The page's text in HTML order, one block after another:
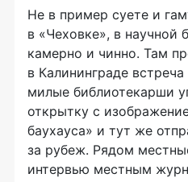
Не в пример суете и
в «Чеховке», в научной
камерно и чинно. Там
в Калининграде
милые библиотекарши
открытку с
баухауса» и тут же
за рубеж. Рядом
интервью местным